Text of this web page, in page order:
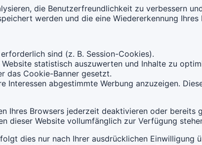
die Benutzerfreundlichkeit zu verbessern
werden und die eine Wiedererkennung Ihres
sind (z. B. Session-Cookies).
statistisch auszuwerten und Inhalte zu
das Cookie-Banner gesetzt.
Interessen abgestimmte Werbung anzuzeigen.
Ihres Browsers jederzeit deaktivieren oder bereits
dieser Website vollumfänglich zur Verfügung
dies nur nach Ihrer ausdrücklichen Einwilligung